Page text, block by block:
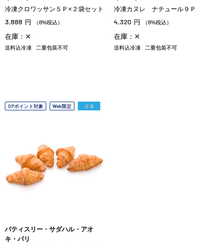
冷凍クロワッサン５Ｐ×２袋セット
3,888 円 （8%税込）
在庫：✕
送料込冷凍 二重包装不可
冷凍カヌレ ナチュール９Ｐ
4,320 円 （8%税込）
在庫：✕
送料込冷凍 二重包装不可
OPポイント対象 Web限定 冷凍
パティスリー・サダハル・アオ
キ・パリ